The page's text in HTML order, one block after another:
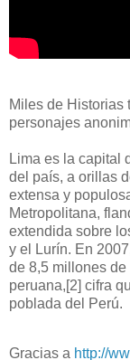
Miles de Historias
personajes
Lima es la capital
del país, a orillas
extensa y
Metropolitana,
extendida sobre
y el Lurín. En
de 8,5 millones
peruana,[2] cifra
poblada del Perú.
Gracias a http://